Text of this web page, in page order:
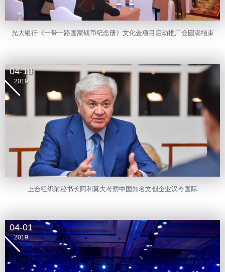
光大银行《一带一路国家钱币纪念册》文化金项目启动推广会圆满结束
上合组织前秘书长阿利莫夫考察中国知名文创企业汉今国际
04-18
2019
04-01
2019